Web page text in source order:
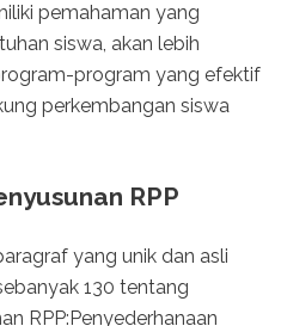
pemahaman yang
siswa, akan lebih
program yang efektif
perkembangan siswa
RPP
yang unik dan asli
130 tentang
RPP:Penyederhanaan